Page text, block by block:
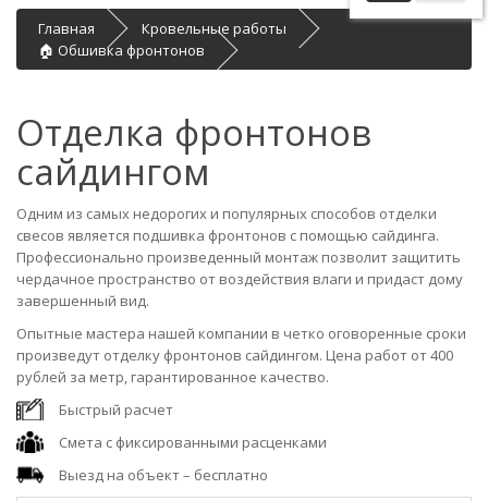
Главная
Кровельные работы
🏠 Обшивка фронтонов
Отделка фронтонов
сайдингом
Одним из самых недорогих и популярных способов отделки
свесов является подшивка фронтонов с помощью сайдинга.
Профессионально произведенный монтаж позволит защитить
чердачное пространство от воздействия влаги и придаст дому
завершенный вид.
Опытные мастера нашей компании в четко оговоренные сроки
произведут отделку фронтонов сайдингом. Цена работ от 400
рублей за метр, гарантированное качество.
Быстрый расчет
Смета с фиксированными расценками
Выезд на объект – бесплатно